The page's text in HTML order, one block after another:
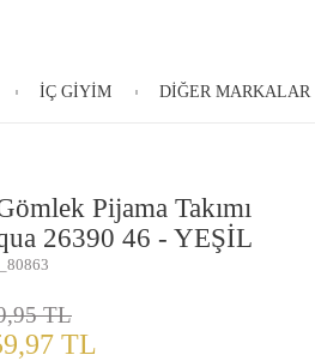
İÇ GİYİM DİĞER MARKALAR
Pijama Takımı
26390 46 - YEŞİL
TL
TL